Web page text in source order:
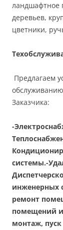
ландшафтное
деревьев,
цветники,
Предлагаем
Заказчика:
-
системы.-
инженерных
ремонт
помещений и
монтаж,